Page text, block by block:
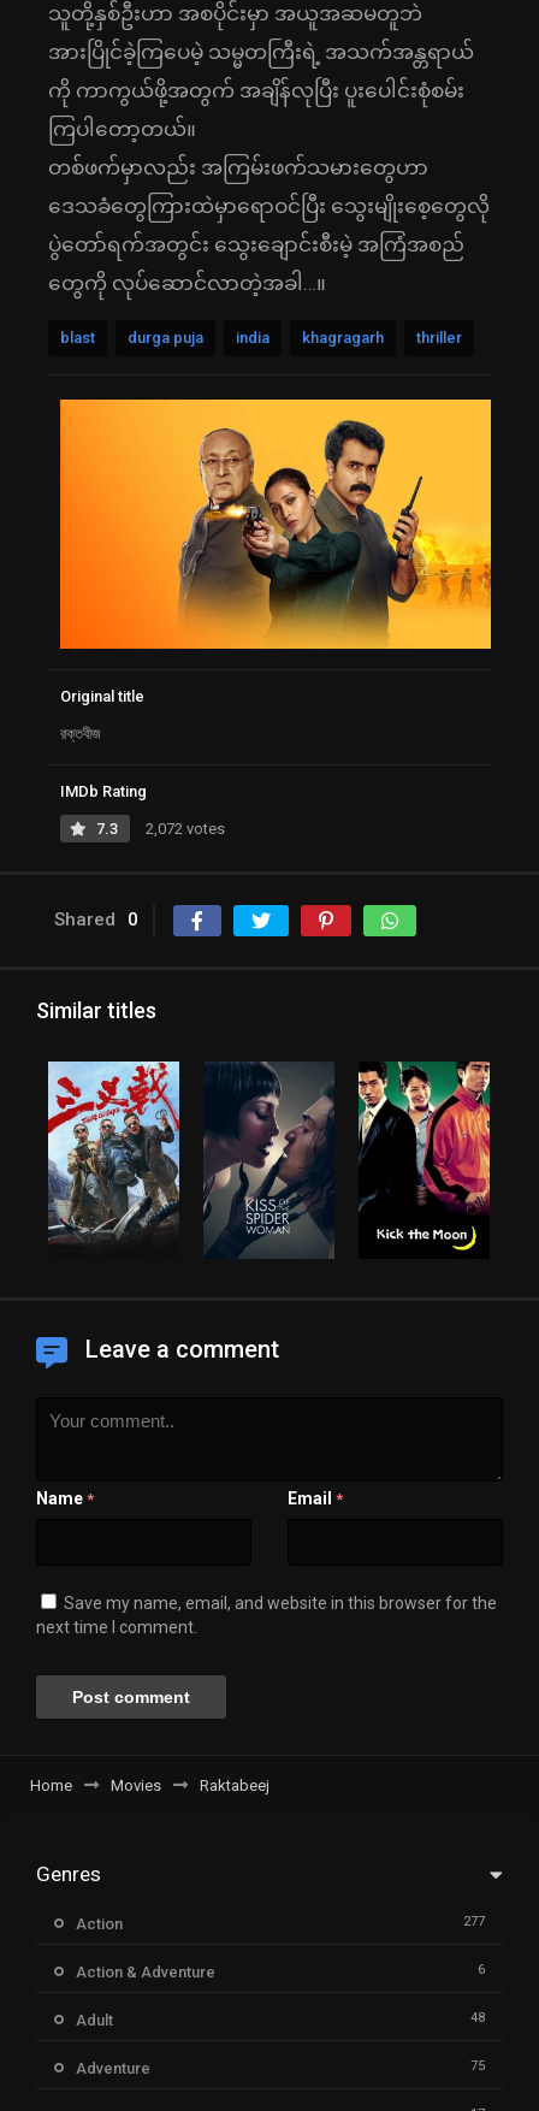
သူတို့နှစ်ဦးဟာ အစပိုင်းမှာ အယူအဆမတူဘဲ
အားပြိုင်ခဲ့ကြပေမဲ့ သမ္မတကြီးရဲ့ အသက်အန္တရာယ်
ကို ကာကွယ်ဖို့အတွက် အချိန်လုပြီး ပူးပေါင်းစုံစမ်း
ကြပါတော့တယ်။
တစ်ဖက်မှာလည်း အကြမ်းဖက်သမားတွေဟာ
ဒေသခံတွေကြားထဲမှာရောဝင်ပြီး သွေးမျိုးစေ့တွေလို
ပွဲတော်ရက်အတွင်း သွေးချောင်းစီးမဲ့ အကြံအစည်
တွေကို လုပ်ဆောင်လာတဲ့အခါ…။
blast durga puja india khagragarh thriller
Original title
রক্তবীজ
IMDb Rating
7.3 2,072 votes
Shared 0
Similar titles
Leave a comment
Name * Email *
Save my name, email, and website in this browser for the
next time I comment.
Home Movies Raktabeej
Genres
Action 277
Action & Adventure 6
Adult 48
Adventure 75